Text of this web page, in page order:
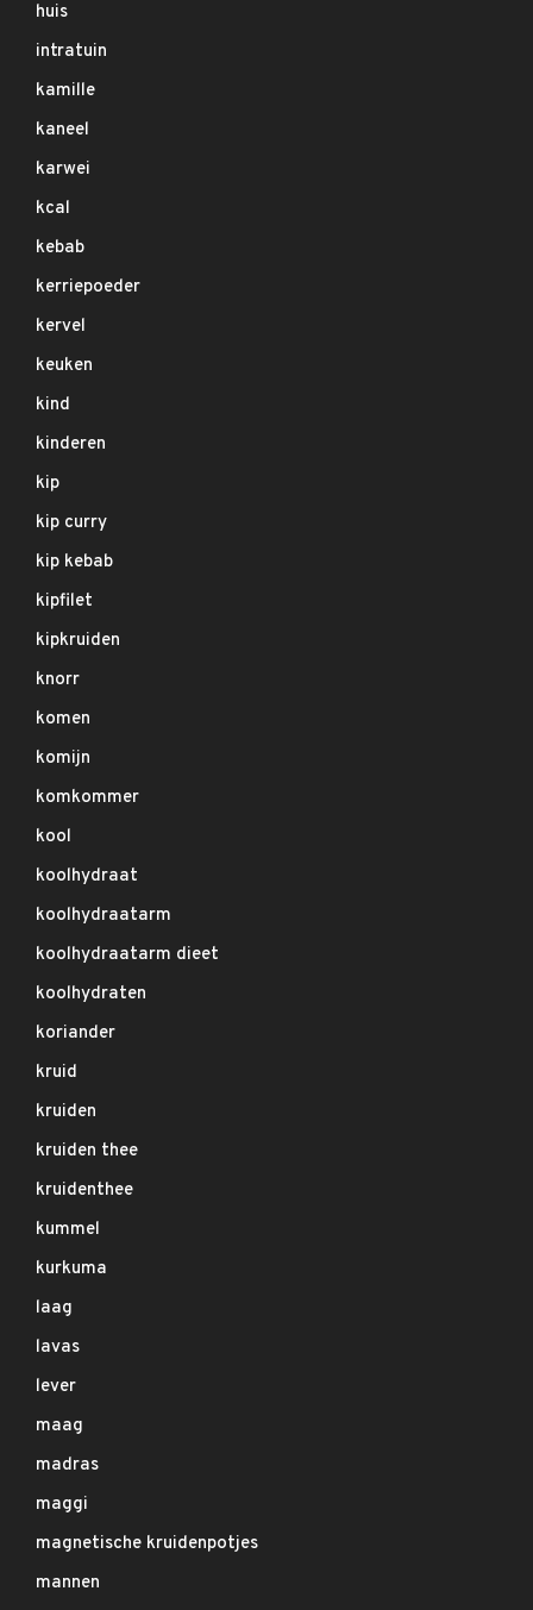
huis
intratuin
kamille
kaneel
karwei
kcal
kebab
kerriepoeder
kervel
keuken
kind
kinderen
kip
kip curry
kip kebab
kipfilet
kipkruiden
knorr
komen
komijn
komkommer
kool
koolhydraat
koolhydraatarm
koolhydraatarm dieet
koolhydraten
koriander
kruid
kruiden
kruiden thee
kruidenthee
kummel
kurkuma
laag
lavas
lever
maag
madras
maggi
magnetische kruidenpotjes
mannen